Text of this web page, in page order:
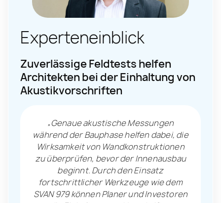
Experteneinblick
Zuverlässige Feldtests helfen
Architekten bei der Einhaltung von
Akustikvorschriften
„Genaue akustische Messungen
während der Bauphase helfen dabei, die
Wirksamkeit von Wandkonstruktionen
zu überprüfen, bevor der Innenausbau
beginnt. Durch den Einsatz
fortschrittlicher Werkzeuge wie dem
SVAN 979 können Planer und Investoren